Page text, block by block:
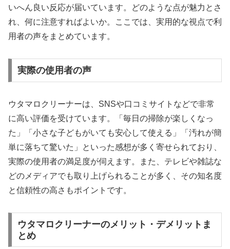
いへん良い反応が届いています。どのような点が魅力とさ
れ、何に注意すればよいか。ここでは、実用的な視点で利
用者の声をまとめています。
実際の使用者の声
ウタマロクリーナーは、SNSや口コミサイトなどで非常
に高い評価を受けています。「毎日の掃除が楽しくなっ
た」「小さな子どもがいても安心して使える」「汚れが簡
単に落ちて驚いた」といった感想が多く寄せられており、
実際の使用者の満足度が伺えます。また、テレビや雑誌な
どのメディアでも取り上げられることが多く、その知名度
と信頼性の高さもポイントです。
ウタマロクリーナーのメリット・デメリットま
とめ